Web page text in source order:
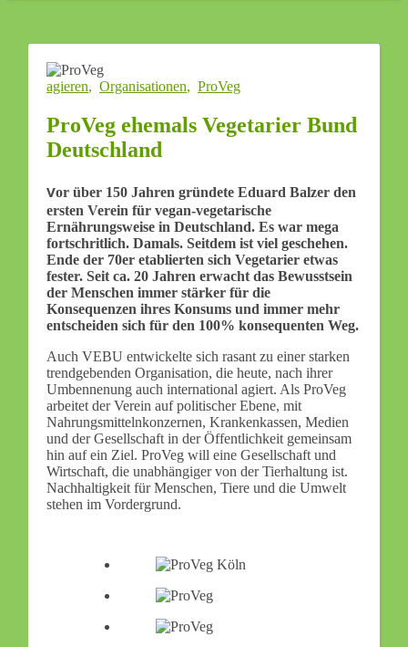
agieren, Organisationen, ProVeg
ProVeg ehemals Vegetarier Bund
Deutschland
Vor über 150 Jahren gründete Eduard Balzer den
ersten Verein für vegan-vegetarische
Ernährungsweise in Deutschland. Es war mega
fortschritlich. Damals. Seitdem ist viel geschehen.
Ende der 70er etablierten sich Vegetarier etwas
fester. Seit ca. 20 Jahren erwacht das Bewusstsein
der Menschen immer stärker für die
Konsequenzen ihres Konsums und immer mehr
entscheiden sich für den 100% konsequenten Weg.
Auch VEBU entwickelte sich rasant zu einer starken
trendgebenden Organisation, die heute, nach ihrer
Umbennenung auch international agiert. Als ProVeg
arbeitet der Verein auf politischer Ebene, mit
Nahrungsmittelnkonzernen, Krankenkassen, Medien
und der Gesellschaft in der Öffentlichkeit gemeinsam
hin auf ein Ziel. ProVeg will eine Gesellschaft und
Wirtschaft, die unabhängiger von der Tierhaltung ist.
Nachhaltigkeit für Menschen, Tiere und die Umwelt
stehen im Vordergrund.